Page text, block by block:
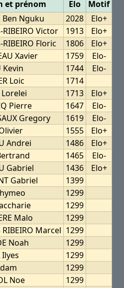
et prénom Elo
Motif
Ben Nguku 2028
Elo+
RIBEIRO Victor 1913
Elo+
RIBEIRO Floric 1806
Elo+
Xavier 1759
Elo-
Kevin 1744
Elo-
Loic
1714
Lorelei 1713
Elo+
Pierre 1647
Elo-
Gregory 1619
Elo-
1555
Elo+
Andrei 1486
Elo+
1465
Elo-
Gabriel 1436
Elo+
Gabriel
1399
1299
1299
Malo
1299
RIBEIRO Marcel 1299
Noah
1299
Ilyes
1299
1299
Noe
1299